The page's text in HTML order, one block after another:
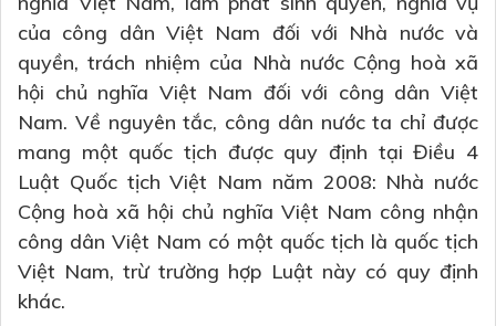
của công dân Việt Nam đối với Nhà nước và
quyền, trách nhiệm của Nhà nước Cộng hoà xã
hội chủ nghĩa Việt Nam đối với công dân Việt
Nam. Về nguyên tắc, công dân nước ta chỉ được
mang một quốc tịch được quy định tại Điều 4
Luật Quốc tịch Việt Nam năm 2008: Nhà nước
Cộng hoà xã hội chủ nghĩa Việt Nam công nhận
công dân Việt Nam có một quốc tịch là quốc tịch
Việt Nam, trừ trường hợp Luật này có quy định
khác.